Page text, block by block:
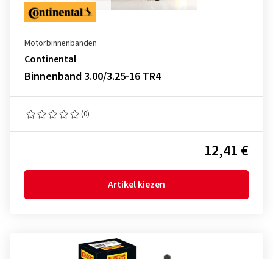
Motorbinnenbanden
Continental
Binnenband 3.00/3.25-16 TR4
(0)
12,41 €
Artikel kiezen